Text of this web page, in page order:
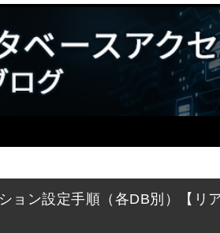
ョン設定手順（各DB別）【リ